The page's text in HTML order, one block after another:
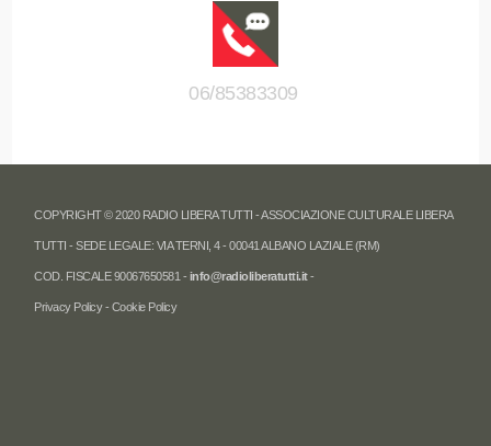
06/85383309
COPYRIGHT © 2020 RADIO LIBERA TUTTI - ASSOCIAZIONE CULTURALE LIBERA
TUTTI - SEDE LEGALE: VIA TERNI, 4 - 00041 ALBANO LAZIALE (RM)
COD. FISCALE 90067650581 - info@radioliberatutti.it-
Privacy Policy- Cookie Policy